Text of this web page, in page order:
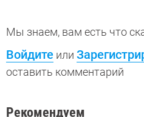
Мы знаем, вам есть что
Войдите или
оставить комментарий
Рекомендуем